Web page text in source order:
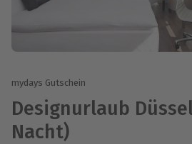
mydays Gutschein
Designurlaub
Nacht)